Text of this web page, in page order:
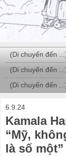
6.9.24
Kamala
“Mỹ,
là số một”